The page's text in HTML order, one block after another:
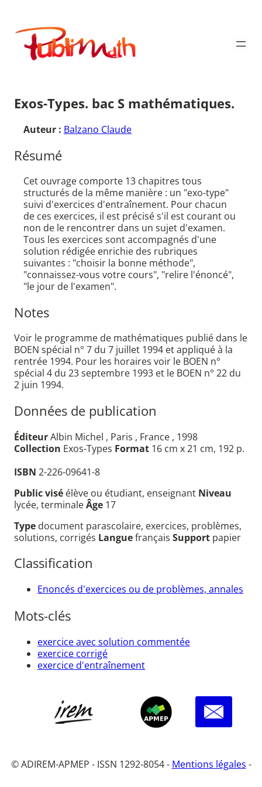
contenu
Publimath
Exos-Types. bac S mathématiques.
Auteur : Balzano Claude
Résumé
Cet ouvrage comporte 13 chapitres tous
structurés de la même manière : un "exo-type"
suivi d'exercices d'entraînement. Pour chacun
de ces exercices, il est précisé s'il est courant ou
non de le rencontrer dans un sujet d'examen.
Tous les exercices sont accompagnés d'une
solution rédigée enrichie des rubriques
suivantes : "choisir la bonne méthode",
"connaissez-vous votre cours", "relire l'énoncé",
"le jour de l'examen".
Notes
Voir le programme de mathématiques publié dans le
BOEN spécial n° 7 du 7 juillet 1994 et appliqué à la
rentrée 1994. Pour les horaires voir le BOEN n°
spécial 4 du 23 septembre 1993 et le BOEN n° 22 du
2 juin 1994.
Données de publication
ÉditeurAlbin Michel , Paris , France , 1998
Collection Exos-Types Format 16 cm x 21 cm, 192 p.
ISBN 2-226-09641-8
Public visé élève ou étudiant, enseignant Niveau
lycée, terminaleÂge 17
Type document parascolaire, exercices, problèmes,
solutions, corrigés Languefrançais Support papier
Classification
Enoncés d'exercices ou de problèmes, annales
Mots-clés
exercice avec solution commentée
exercice corrigé
exercice d'entraînement
© ADIREM-APMEP - ISSN 1292-8054 - Mentions légales -